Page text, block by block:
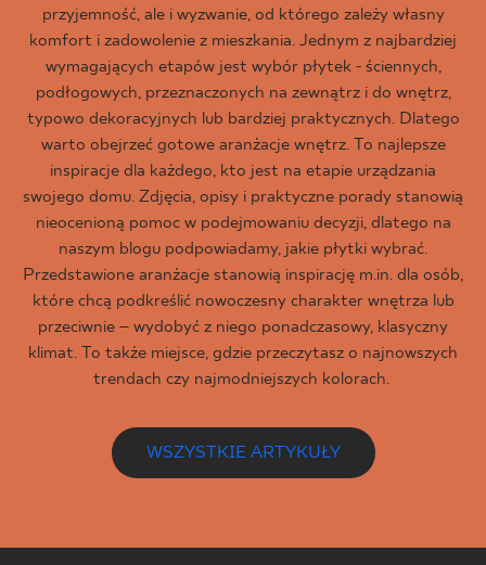
przyjemność, ale i wyzwanie, od którego zależy własny
komfort i zadowolenie z mieszkania. Jednym z najbardziej
wymagających etapów jest wybór płytek - ściennych,
podłogowych, przeznaczonych na zewnątrz i do wnętrz,
typowo dekoracyjnych lub bardziej praktycznych. Dlatego
warto obejrzeć gotowe aranżacje wnętrz. To najlepsze
inspiracje dla każdego, kto jest na etapie urządzania
swojego domu. Zdjęcia, opisy i praktyczne porady stanowią
nieocenioną pomoc w podejmowaniu decyzji, dlatego na
naszym blogu podpowiadamy, jakie płytki wybrać.
Przedstawione aranżacje stanowią inspirację m.in. dla osób,
które chcą podkreślić nowoczesny charakter wnętrza lub
przeciwnie – wydobyć z niego ponadczasowy, klasyczny
klimat. To także miejsce, gdzie przeczytasz o najnowszych
trendach czy najmodniejszych kolorach.
WSZYSTKIE ARTYKUŁY